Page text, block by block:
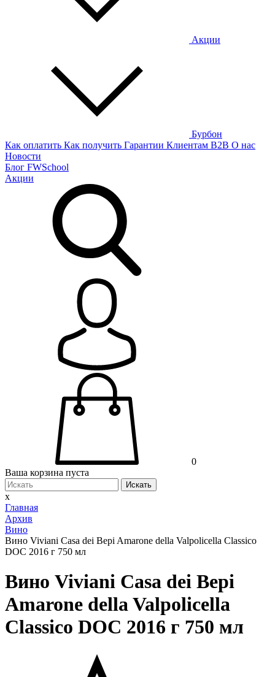
Акции
Бурбон
Как оплатить Как получить Гарантии Клиентам B2B О нас
Новости
Блог FWSchool
Акции
0
Ваша корзина пуста
Искать
x
Главная
Архив
Вино
Вино Viviani Casa dei Bepi Amarone della Valpolicella Classico
DOC 2016 г 750 мл
Вино Viviani Casa dei Bepi
Amarone della Valpolicella
Classico DOC 2016 г 750 мл